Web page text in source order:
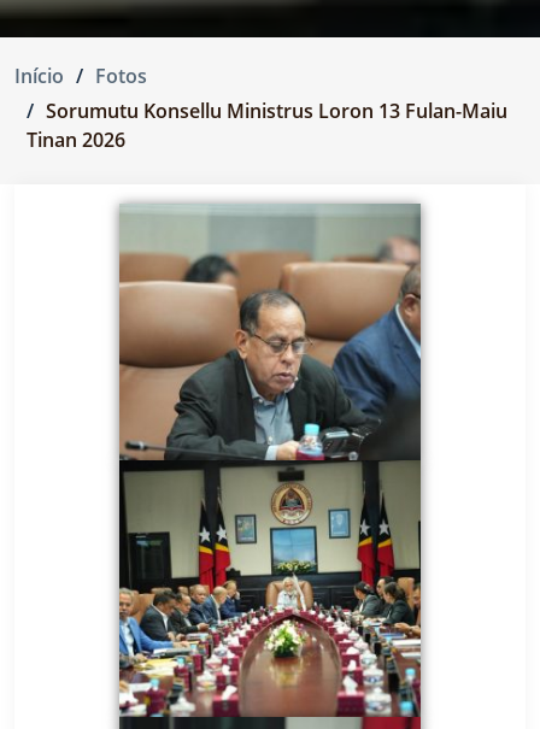
Início
Fotos
Sorumutu Konsellu Ministrus Loron 13 Fulan-Maiu
Tinan 2026